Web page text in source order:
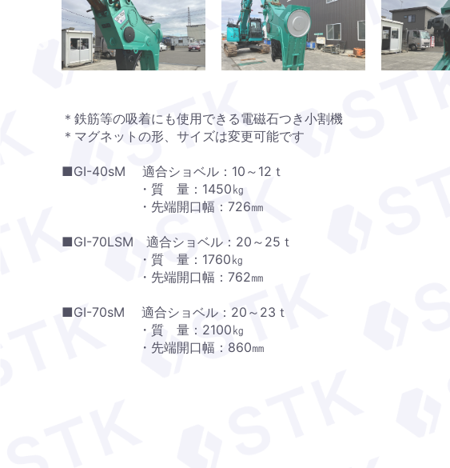
＊鉄筋等の吸着にも使用できる電磁石つき小割機
＊マグネットの形、サイズは変更可能です
■GⅠ-40sM 適合ショベル：10～12ｔ
・質 量：1450㎏
・先端開口幅：726㎜
■GⅠ-70LSM 適合ショベル：20～25ｔ
・質 量：1760㎏
・先端開口幅：762㎜
■GⅠ-70sM 適合ショベル：20～23ｔ
・質 量：2100㎏
・先端開口幅：860㎜